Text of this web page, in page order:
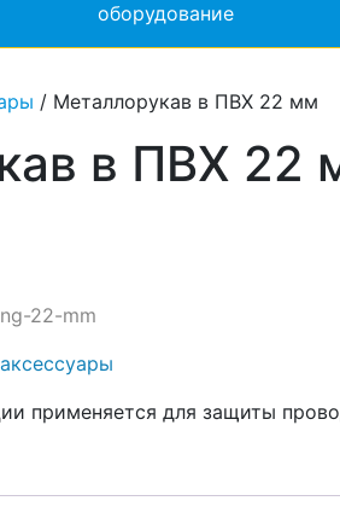
оборудование
/ Металлорукав в ПВХ 22 мм
в ПВХ 22
22-mm
применяется для защиты